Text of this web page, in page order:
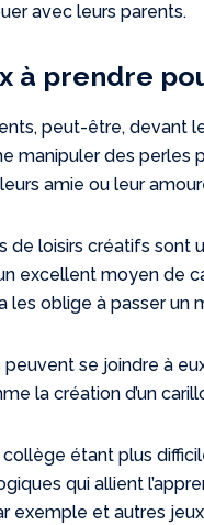
avec leurs parents.
à prendre
peut-être, devant
manipuler des perles
amie ou leur
de loisirs créatifs sont
excellent moyen de
les oblige à passer un
peuvent se joindre à
la création d’un
collège étant plus
qui allient
exemple et autres